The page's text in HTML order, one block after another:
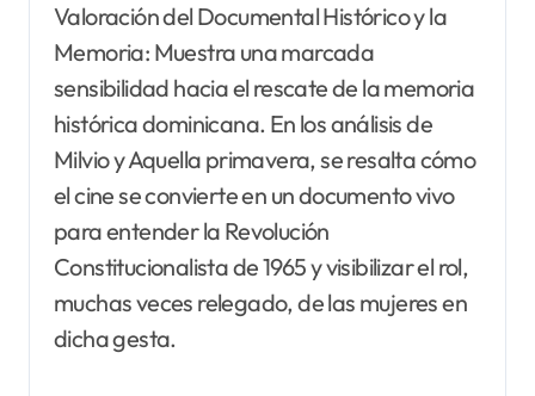
Valoración del Documental Histórico y la
Memoria: Muestra una marcada
sensibilidad hacia el rescate de la memoria
histórica dominicana. En los análisis de
Milvio y Aquella primavera, se resalta cómo
el cine se convierte en un documento vivo
para entender la Revolución
Constitucionalista de 1965 y visibilizar el rol,
muchas veces relegado, de las mujeres en
dicha gesta.